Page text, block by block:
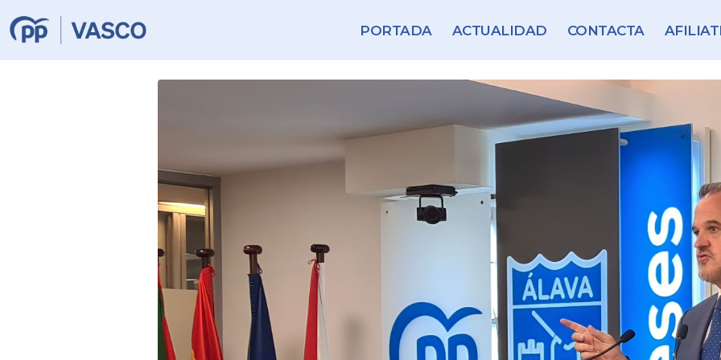
PORTADA ACTUALIDAD CONTACTA